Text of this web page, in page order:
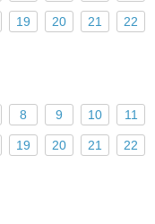
19 20 21 22
8 9 10 11
19 20 21 22